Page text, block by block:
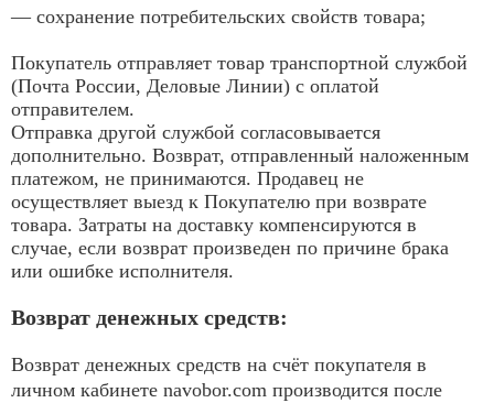
— сохранение потребительских свойств товара;
Покупатель отправляет товар транспортной службой
(Почта России, Деловые Линии) с оплатой
отправителем.
Отправка другой службой согласовывается
дополнительно. Возврат, отправленный наложенным
платежом, не принимаются. Продавец не
осуществляет выезд к Покупателю при возврате
товара. Затраты на доставку компенсируются в
случае, если возврат произведен по причине брака
или ошибке исполнителя.
Возврат денежных средств:
Возврат денежных средств на счёт покупателя в
личном кабинете navobor.com производится после